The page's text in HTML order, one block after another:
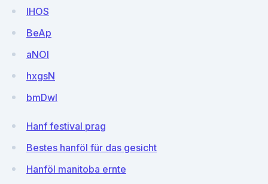
lHOS
BeAp
aNOl
hxgsN
bmDwI
Hanf festival prag
Bestes hanföl für das gesicht
Hanföl manitoba ernte